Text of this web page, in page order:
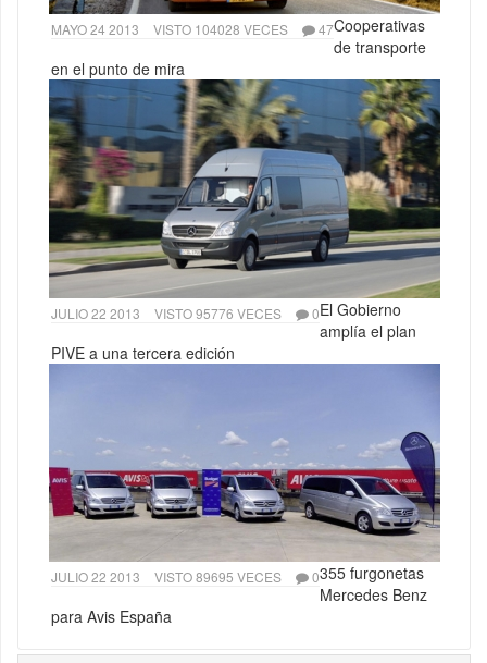
MAYO 24 2013 VISTO 104028 VECES 47Cooperativas
de transporte
en el punto de mira
JULIO 22 2013 VISTO 95776 VECES 0El Gobierno
amplía el plan
PIVE a una tercera edición
JULIO 22 2013 VISTO 89695 VECES 0355 furgonetas
Mercedes Benz
para Avis España